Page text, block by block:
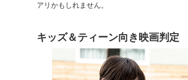
アリかもしれません。
キッズ＆ティーン向き映画判定